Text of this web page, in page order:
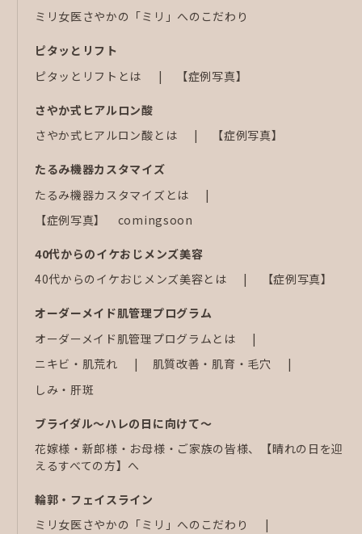
ミリ女医さやかの「ミリ」へのこだわり
ピタッとリフト
ピタッとリフトとは
【症例写真】
さやか式ヒアルロン酸
さやか式ヒアルロン酸とは
【症例写真】
たるみ機器カスタマイズ
たるみ機器カスタマイズとは
【症例写真】 comingsoon
40代からのイケおじメンズ美容
40代からのイケおじメンズ美容とは
【症例写真】
オーダーメイド肌管理プログラム
オーダーメイド肌管理プログラムとは
ニキビ・肌荒れ
肌質改善・肌育・毛穴
しみ・肝斑
ブライダル～ハレの日に向けて～
花嫁様・新郎様・お母様・ご家族の皆様、【晴れの日を迎
えるすべての方】へ
輪郭・フェイスライン
ミリ女医さやかの「ミリ」へのこだわり